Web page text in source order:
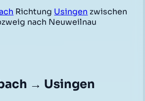
Richtung Usingen zwischen
nach Neuweilnau
→ Usingen